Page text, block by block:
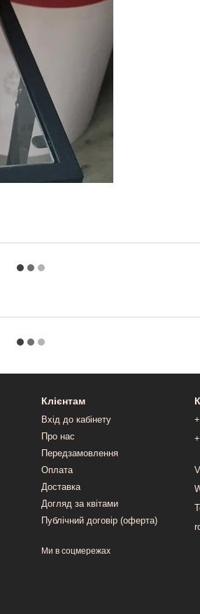
Клієнтам
Вхід до кабінету
Про нас
Передзамовлення
Оплата
Доставка
Догляд за квітами
Публічний договір (оферта)
Ми в соцмережах